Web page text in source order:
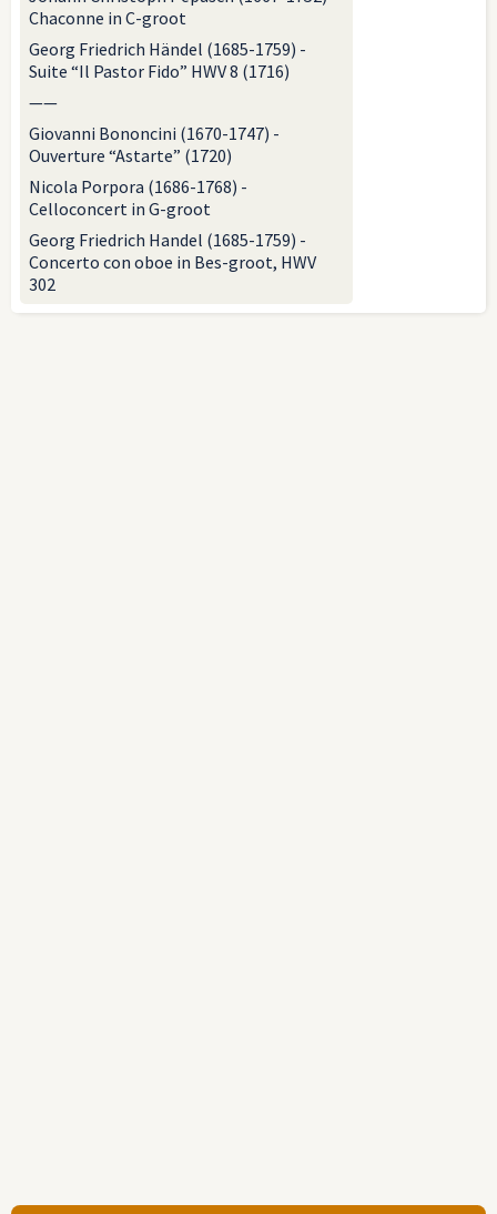
Chaconne in C-groot
Georg Friedrich Händel (1685-1759) -
Suite “Il Pastor Fido” HWV 8 (1716)
——
Giovanni Bononcini (1670-1747) -
Ouverture “Astarte” (1720)
Nicola Porpora (1686-1768) -
Celloconcert in G-groot
Georg Friedrich Handel (1685-1759) -
Concerto con oboe in Bes-groot, HWV
302